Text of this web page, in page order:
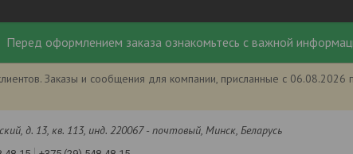
Перед оформлением заказа ознакомьтесь с важной
Заказы и сообщения для компании, присланные с
д. 13, кв. 113, инд. 220067 - почтовый, Минск, Беларусь